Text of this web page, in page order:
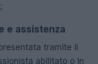
e assistenza
tramite il
abilitato o in